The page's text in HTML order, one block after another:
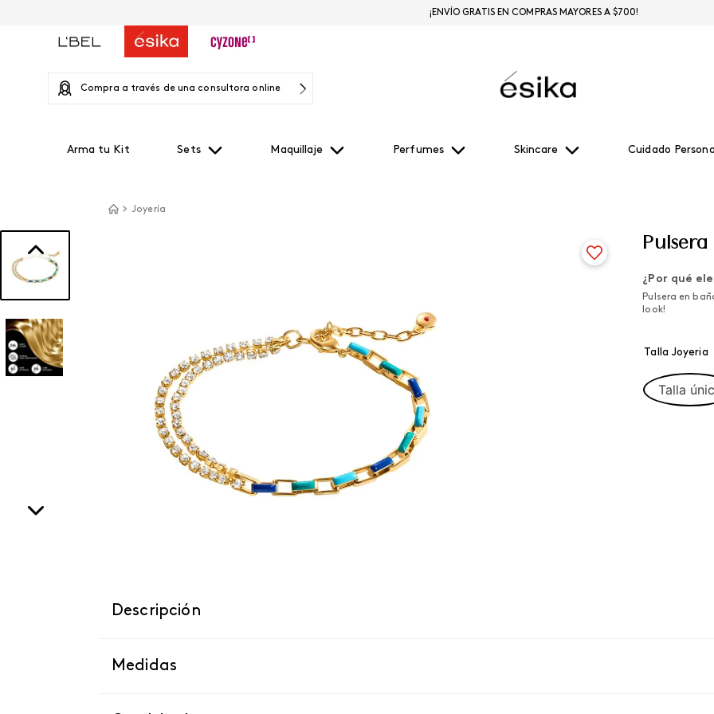
Compra a través de una consultora online
Arma tu Kit Sets Maquillaje Perfumes Skincare Cuidado
¡ENVÍO GRATIS EN COMPRAS MAYORES A $700!
Joyería
¿Por qué
Pulsera en
look!
Talla Joyeria
Talla
Descripción
Medidas